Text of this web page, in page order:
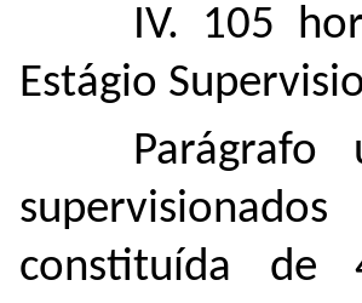
IV. 105
Estágio
constituída de